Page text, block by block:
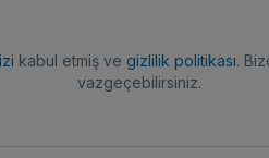
kabul etmiş ve gizlilik politikası.
vazgeçebilirsiniz.